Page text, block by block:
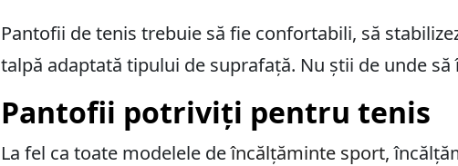
Pantofii de tenis trebuie să fie confortabili, să
talpă adaptată tipului de suprafață. Nu știi de unde
Pantofii potriviți pentru tenis
La fel ca toate modelele deîncălțăminte sport,